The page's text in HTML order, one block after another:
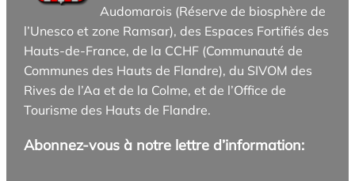
Audomarois (Réserve de biosphère de
l’Unesco et zone Ramsar), des Espaces Fortifiés des
Hauts-de-France, de la CCHF (Communauté de
Communes des Hauts de Flandre), du SIVOM des
Rives de l’Aa et de la Colme, et de l’Office de
Tourisme des Hauts de Flandre.
Abonnez-vous à notre lettre d’information: